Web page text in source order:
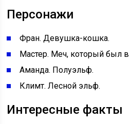
Персонажи
Фран. Девушка-кошка.
Мастер. Меч, который был
Аманда. Полуэльф.
Климт. Лесной эльф.
Интересные факты